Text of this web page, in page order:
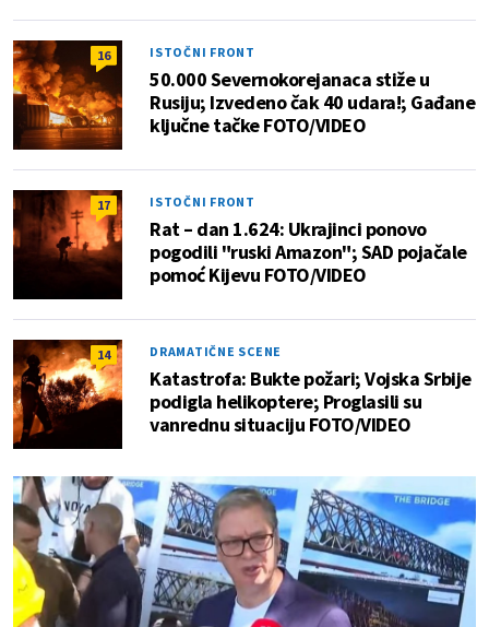
16 ISTOČNI FRONT
50.000 Severnokorejanaca stiže u
Rusiju; Izvedeno čak 40 udara!; Gađane
ključne tačke FOTO/VIDEO
17 ISTOČNI FRONT
Rat – dan 1.624: Ukrajinci ponovo
pogodili "ruski Amazon"; SAD pojačale
pomoć Kijevu FOTO/VIDEO
14 DRAMATIČNE SCENE
Katastrofa: Bukte požari; Vojska Srbije
podigla helikoptere; Proglasili su
vanrednu situaciju FOTO/VIDEO